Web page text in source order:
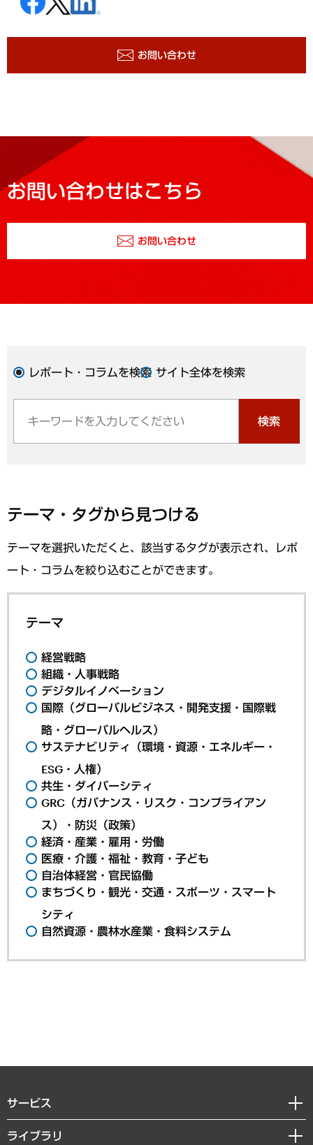
お問い合わせ
お問い合わせはこちら
お問い合わせ
レポート・コラムを検索 サイト全体を検索
検索
テーマ・タグから見つける
テーマを選択いただくと、該当するタグが表示され、レポ
ート・コラムを絞り込むことができます。
テーマ
経営戦略
組織・人事戦略
デジタルイノベーション
国際（グローバルビジネス・開発支援・国際戦
略・グローバルヘルス）
サステナビリティ（環境・資源・エネルギー・
ESG・人権）
共生・ダイバーシティ
GRC（ガバナンス・リスク・コンプライアン
ス）・防災（政策）
経済・産業・雇用・労働
医療・介護・福祉・教育・子ども
自治体経営・官民協働
まちづくり・観光・交通・スポーツ・スマート
シティ
自然資源・農林水産業・食料システム
サービス
経営戦略
ライブラリ